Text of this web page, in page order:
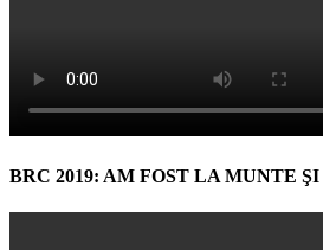
BRC 2019: AM FOST LA MUNTE